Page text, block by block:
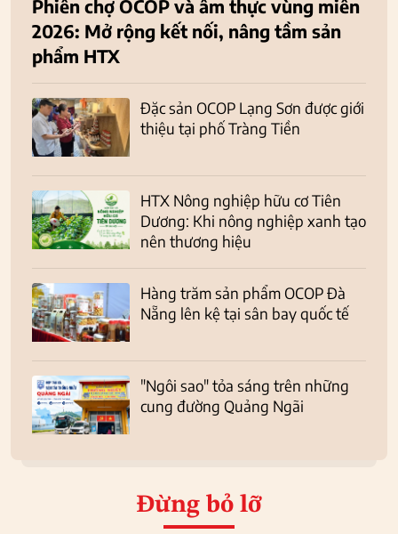
Phiên chợ OCOP và ẩm thực vùng miền
2026: Mở rộng kết nối, nâng tầm sản
phẩm HTX
Đặc sản OCOP Lạng Sơn được giới
thiệu tại phố Tràng Tiền
HTX Nông nghiệp hữu cơ Tiên
Dương: Khi nông nghiệp xanh tạo
nên thương hiệu
Hàng trăm sản phẩm OCOP Đà
Nẵng lên kệ tại sân bay quốc tế
"Ngôi sao" tỏa sáng trên những
cung đường Quảng Ngãi
Đừng bỏ lỡ